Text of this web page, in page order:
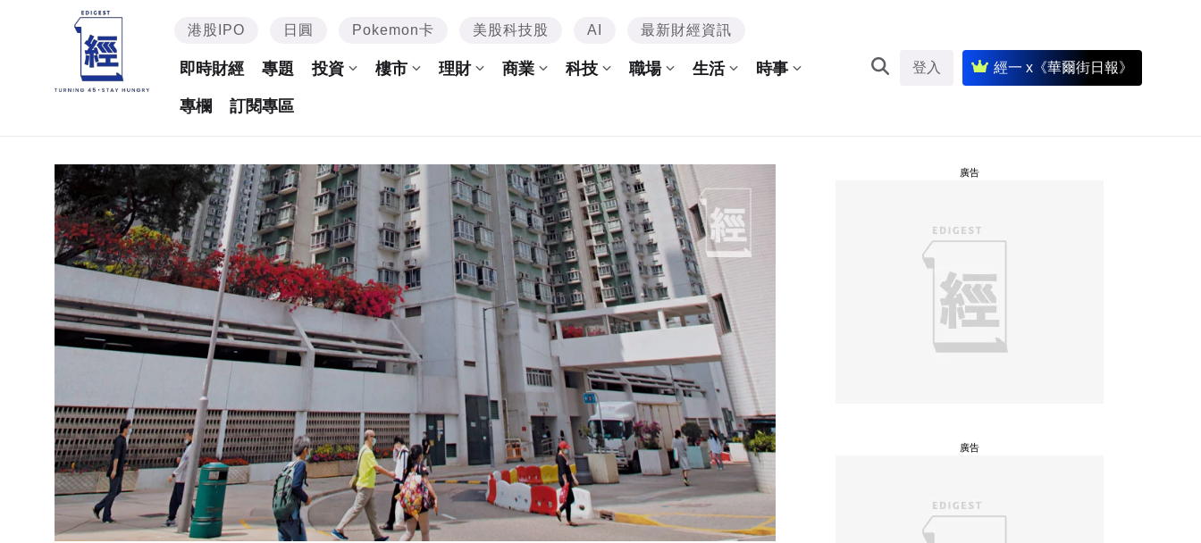
港股IPO 日圓 Pokemon卡 美股科技股 AI 最新財經資訊
即時財經 專題 投資 樓市 理財 商業 科技 職場 生活 時事
專欄 訂閱專區
登入 經一 x《華爾街日報》
廣告
廣告